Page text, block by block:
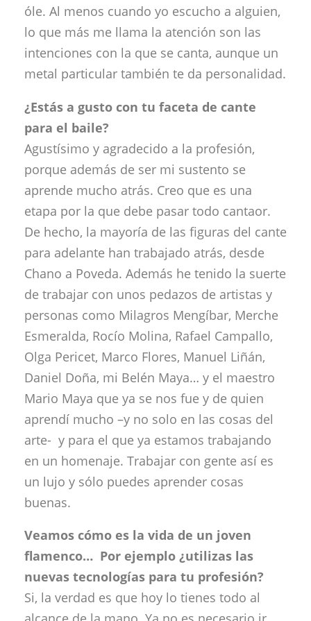
óle. Al menos cuando yo escucho a alguien,
lo que más me llama la atención son las
intenciones con la que se canta, aunque un
metal particular también te da personalidad.
¿Estás a gusto con tu faceta de cante
para el baile?
Agustísimo y agradecido a la profesión,
porque además de ser mi sustento se
aprende mucho atrás. Creo que es una
etapa por la que debe pasar todo cantaor.
De hecho, la mayoría de las figuras del cante
para adelante han trabajado atrás, desde
Chano a Poveda. Además he tenido la suerte
de trabajar con unos pedazos de artistas y
personas como Milagros Mengíbar, Merche
Esmeralda, Rocío Molina, Rafael Campallo,
Olga Pericet, Marco Flores, Manuel Liñán,
Daniel Doña, mi Belén Maya… y el maestro
Mario Maya que ya se nos fue y de quien
aprendí mucho –y no solo en las cosas del
arte- y para el que ya estamos trabajando
en un homenaje. Trabajar con gente así es
un lujo y sólo puedes aprender cosas
buenas.
Veamos cómo es la vida de un joven
flamenco… Por ejemplo ¿utilizas las
nuevas tecnologías para tu profesión?
Si, la verdad es que hoy lo tienes todo al